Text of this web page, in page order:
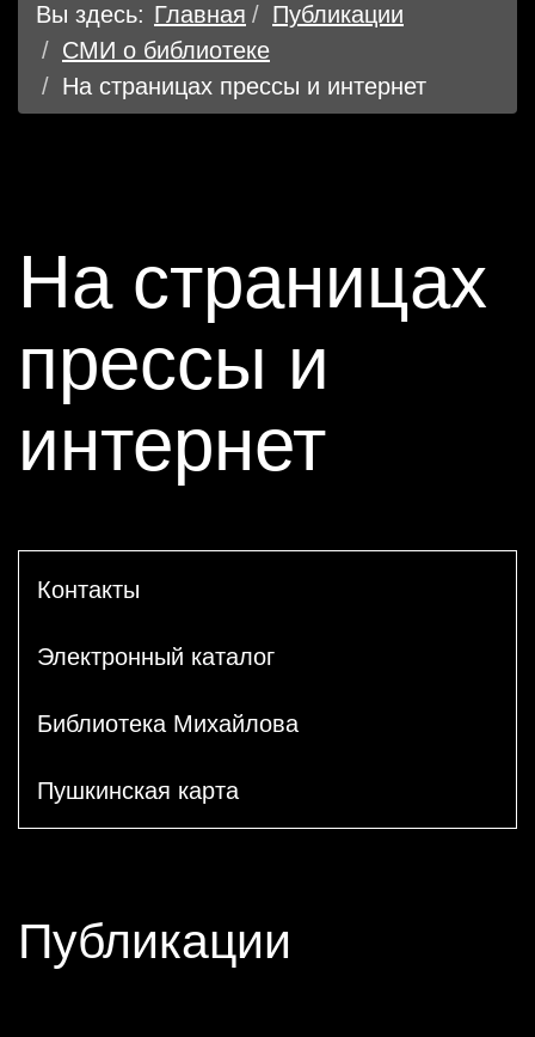
Вы здесь: Главная
Публикации
СМИ о библиотеке
На страницах прессы и интернет
На страницах
прессы и
интернет
Контакты
Электронный каталог
Библиотека Михайлова
Пушкинская карта
Публикации